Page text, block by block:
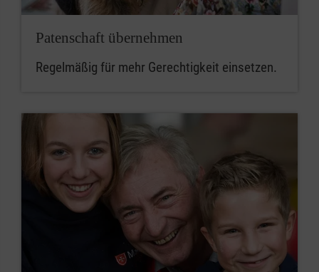
Patenschaft übernehmen
Regelmäßig für mehr Gerechtigkeit einsetzen.